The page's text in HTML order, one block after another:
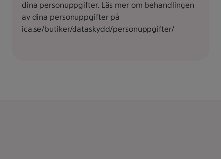
dina personuppgifter. Läs mer om behandlingen
av dina personuppgifter på
ica.se/butiker/dataskydd/personuppgifter/